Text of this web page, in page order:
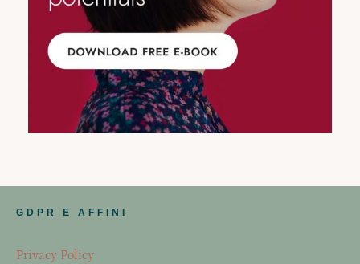
GDPR E AFFINI
Privacy Policy